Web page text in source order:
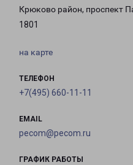
Крюково район, проспект
1801
на карте
ТЕЛЕФОН
+7(495) 660-11-11
EMAIL
pecom@pecom.ru
ГРАФИК РАБОТЫ